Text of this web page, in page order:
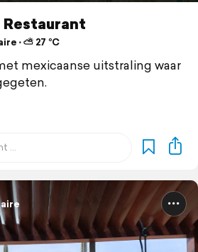
Restaurant
⋅ ⛅ 27 °C
mexicaanse uitstraling waar